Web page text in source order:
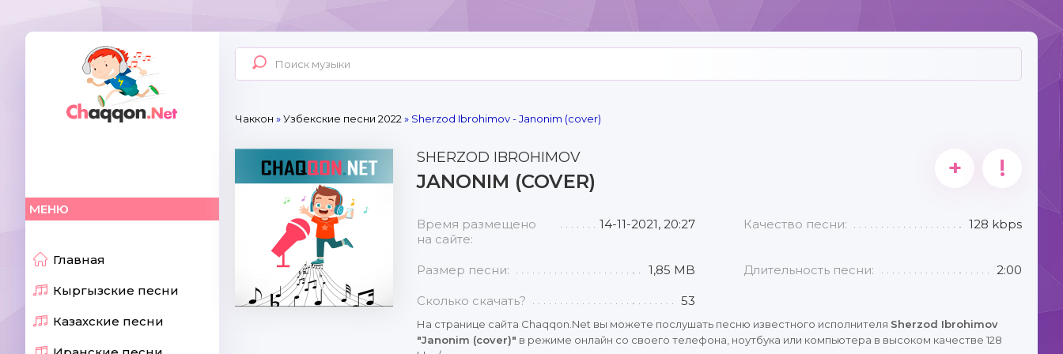
МЕНЮ
Главная
Кыргызские песни
Казахские песни
Чаккон »Узбекские песни 2022 » Sherzod Ibrohimov - Janonim (cover)
SHERZOD IBROHIMOV
JANONIM (COVER) + !
Время размещено
на сайте:
14-11-2021, 20:27 Качество песни: 128 kbps
Размер песни: 1,85 MB Длительность песни: 2:00
Сколько скачать? 53
На странице сайта Chaqqon.Net вы можете послушать песню известного исполнителя Sherzod Ibrohimov
"Janonim (cover)" в режиме онлайн со своего телефона, ноутбука или компьютера в высоком качестве 128